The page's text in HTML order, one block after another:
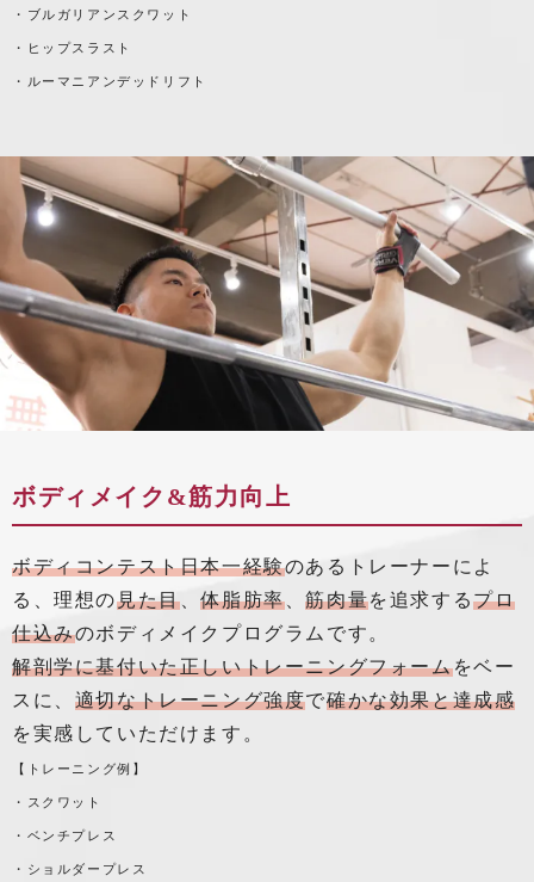
・ブルガリアンスクワット
・ヒップスラスト
・ルーマニアンデッドリフト
ボディメイク&筋力向上
ボディコンテスト日本一経験のあるトレーナーによ
る、理想の見た目、体脂肪率、筋肉量を追求するプロ
仕込みのボディメイクプログラムです。
解剖学に基付いた正しいトレーニングフォームをベー
スに、 適切なトレーニング強度で確かな効果と達成感
を実感していただけます。
【トレーニング例】
・スクワット
・ベンチプレス
・ショルダープレス